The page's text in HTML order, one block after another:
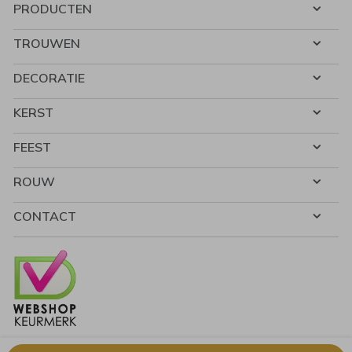
PRODUCTEN
TROUWEN
DECORATIE
KERST
FEEST
ROUW
CONTACT